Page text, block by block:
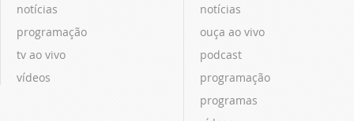
notícias
programação
tv ao vivo
vídeos
notícias
ouça ao vivo
podcast
programação
programas